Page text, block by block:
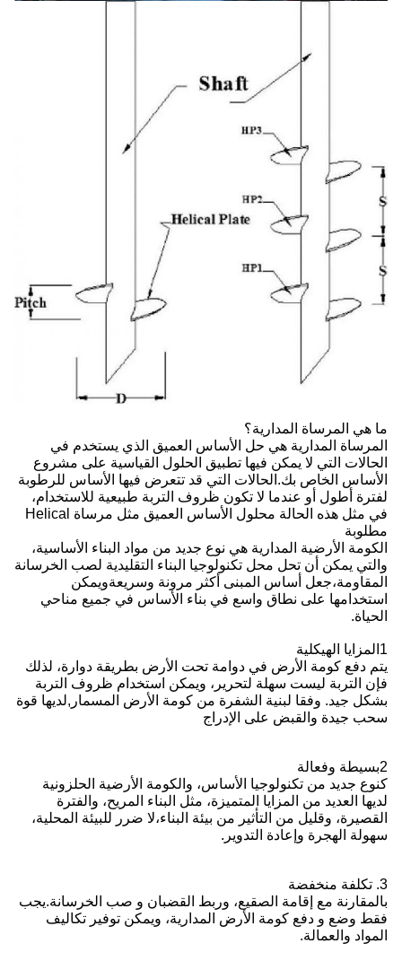
ما هي المرساة المدارية؟
المرساة المدارية هي حل الأساس العميق الذي يستخدم في
الحالات التي لا يمكن فيها تطبيق الحلول القياسية على مشروع
الأساس الخاص بك.الحالات التي قد تتعرض فيها الأساس للرطوبة
لفترة أطول أو عندما لا تكون ظروف التربة طبيعية للاستخدام،
في مثل هذه الحالة محلول الأساس العميق مثل مرساة Helical
مطلوبة
الكومة الأرضية المدارية هي نوع جديد من مواد البناء الأساسية،
والتي يمكن أن تحل محل تكنولوجيا البناء التقليدية لصب الخرسانة
المقاومة،جعل أساس المبنى أكثر مرونة وسريعةويمكن
استخدامها على نطاق واسع في بناء الأساس في جميع مناحي
الحياة.
1المزايا الهيكلية
يتم دفع كومة الأرض في دوامة تحت الأرض بطريقة دوارة، لذلك
فإن التربة ليست سهلة لتحرير، ويمكن استخدام ظروف التربة
بشكل جيد. وفقا لبنية الشفرة من كومة الأرض المسمار,لديها قوة
سحب جيدة والقبض على الإدراج
2بسيطة وفعالة
كنوع جديد من تكنولوجيا الأساس، والكومة الأرضية الحلزونية
لديها العديد من المزايا المتميزة، مثل البناء المريح، والفترة
القصيرة، وقليل من التأثير من بيئة البناء،لا ضرر للبيئة المحلية،
سهولة الهجرة وإعادة التدوير.
3. تكلفة منخفضة
بالمقارنة مع إقامة الصقيع، وربط القضبان و صب الخرسانة.يجب
فقط وضع و دفع كومة الأرض المدارية، ويمكن توفير تكاليف
المواد والعمالة.